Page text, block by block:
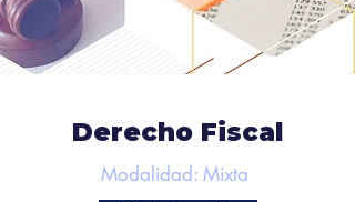
Derecho Fiscal
Modalidad: Mixta